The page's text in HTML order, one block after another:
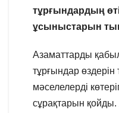
тұрғындардың
ұсыныстарын
Азаматтарды
тұрғындар өздерін
мәселелерді
сұрақтарын қойды.